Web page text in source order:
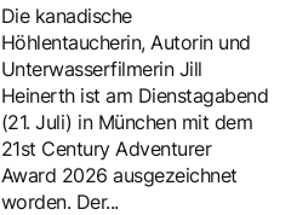
Die kanadische
Höhlentaucherin, Autorin und
Unterwasserfilmerin Jill
Heinerth ist am Dienstagabend
(21. Juli) in München mit dem
21st Century Adventurer
Award 2026 ausgezeichnet
worden. Der...